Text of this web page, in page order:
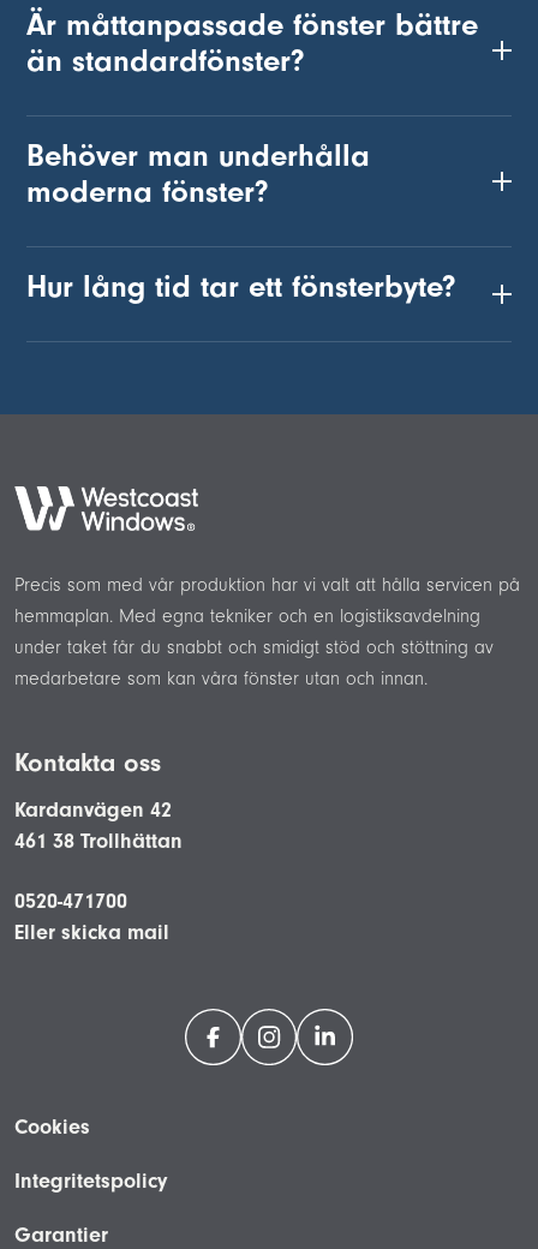
Är måttanpassade fönster bättre
än standardfönster?
Behöver man underhålla
moderna fönster?
Hur lång tid tar ett fönsterbyte?
Precis som med vår produktion har vi valt att hålla servicen på
hemmaplan. Med egna tekniker och en logistiksavdelning
under taket får du snabbt och smidigt stöd och stöttning av
medarbetare som kan våra fönster utan och innan.
Kontakta oss
Kardanvägen 42
461 38 Trollhättan
0520-471700
Eller skicka mail
Cookies
Integritetspolicy
Garantier